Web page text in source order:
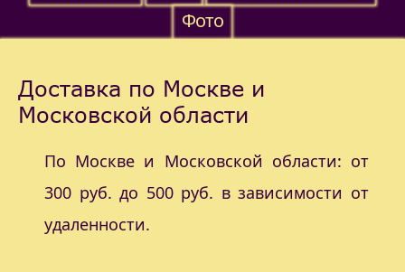
Фото
Доставка по Москве и
Московской области
По Москве и Московской области: от
300 руб. до 500 руб. в зависимости от
удаленности.